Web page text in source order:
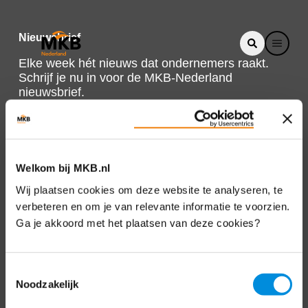
Welkom bij MKB.nl
Wij plaatsen cookies om deze website te analyseren, te
verbeteren en om je van relevante informatie te voorzien.
Ga je akkoord met het plaatsen van deze cookies?
Noodzakelijk
Nieuwsbrief
Elke week hét nieuws dat ondernemers raakt.
Schrijf je nu in voor de MKB-Nederland
nieuwsbrief.
Direct naar
Over ons
Bezuidenhoutseweg 12